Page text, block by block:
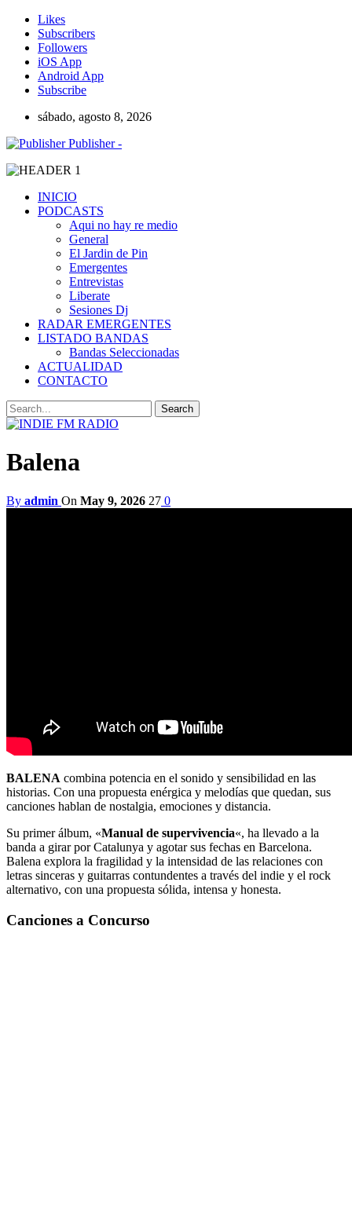
Likes
Subscribers
Followers
iOS App
Android App
Subscribe
sábado, agosto 8, 2026
Publisher -
INICIO
PODCASTS
Aqui no hay re medio
General
El Jardin de Pin
Emergentes
Entrevistas
Liberate
Sesiones Dj
RADAR EMERGENTES
LISTADO BANDAS
Bandas Seleccionadas
ACTUALIDAD
CONTACTO
Balena
By admin On May 9, 2026 27 0
BALENA combina potencia en el sonido y sensibilidad en las
historias. Con una propuesta enérgica y melodías que quedan, sus
canciones hablan de nostalgia, emociones y distancia.
Su primer álbum, «Manual de supervivencia«, ha llevado a la
banda a girar por Catalunya y agotar sus fechas en Barcelona.
Balena explora la fragilidad y la intensidad de las relaciones con
letras sinceras y guitarras contundentes a través del indie y el rock
alternativo, con una propuesta sólida, intensa y honesta.
Canciones a Concurso